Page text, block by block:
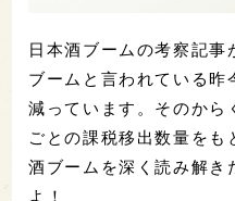
日本酒ブームの考察記
ブームと言われている昨
減っています。そのから
ごとの課税移出数量をも
酒ブームを深く読み解き
よ！